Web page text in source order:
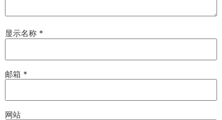
显示名称 *
邮箱 *
网站